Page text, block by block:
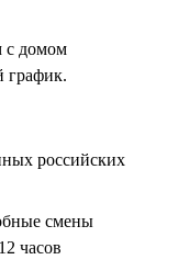
с домом
график.
российских
смены
часов